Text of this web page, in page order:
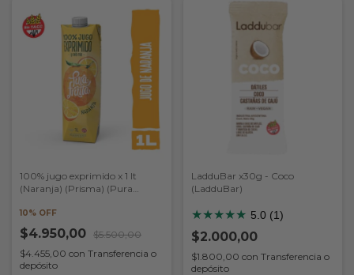
100% jugo exprimido x 1 lt
(Naranja) (Prisma) (Pura
10% OFF
$4.950,00 $5.500,00
$4.455,00 con Transferencia o
depósito
LadduBar x30g - Coco
(LadduBar)
★★★★★ 5.0 (1)
$2.000,00
$1.800,00 con Transferencia o
depósito